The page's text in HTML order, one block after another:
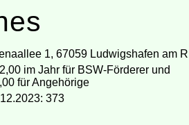
1, 67059 Ludwigshafen am
im Jahr für BSW-Förderer und
für Angehörige
373